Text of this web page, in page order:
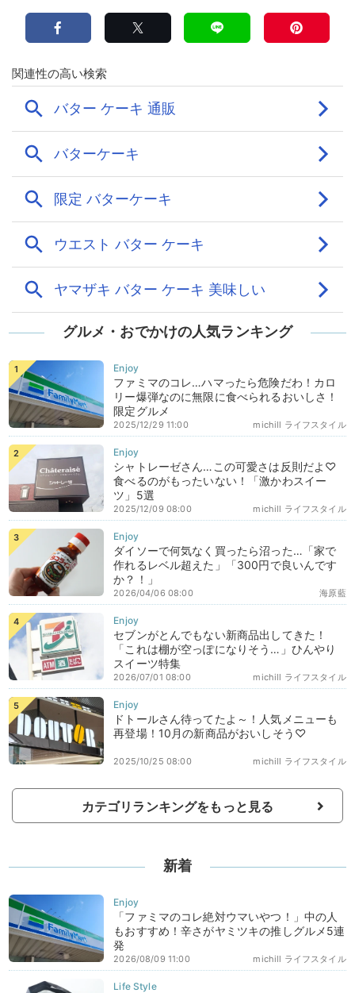
グルメ・おでかけの人気ランキング
ファミマのコレ…ハマったら危険だわ！カロ
リー爆弾なのに無限に食べられるおいしさ！
限定グルメ
michill ライフスタイル
2025/12/29 11:00
シャトレーゼさん…この可愛さは反則だよ♡
食べるのがもったいない！「激かわスイー
ツ」5選
michill ライフスタイル
2025/12/09 08:00
ダイソーで何気なく買ったら沼った…「家で
作れるレベル超えた」「300円で良いんです
か？！」
海原藍
2026/04/06 08:00
セブンがとんでもない新商品出してきた！
「これは棚が空っぽになりそう…」ひんやり
スイーツ特集
michill ライフスタイル
2026/07/01 08:00
ドトールさん待ってたよ～！人気メニューも
再登場！10月の新商品がおいしそう♡
michill ライフスタイル
2025/10/25 08:00
カテゴリランキングをもっと見る
新着
「ファミマのコレ絶対ウマいやつ！」中の人
もおすすめ！辛さがヤミツキの推しグルメ5連
発
michill ライフスタイル
2026/08/09 11:00